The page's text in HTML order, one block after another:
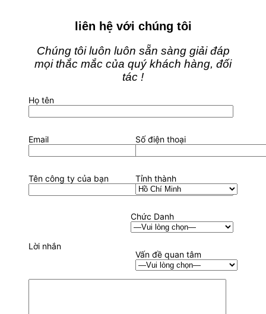
liên hệ với chúng tôi
Chúng tôi luôn luôn sẵn sàng giải đáp
mọi thắc mắc của quý khách hàng, đối
tác !
Họ tên
Email Số điện thoại
Tên công ty của bạn Tỉnh thành
Chức Danh
Vấn đề quan tâm
Lời nhắn